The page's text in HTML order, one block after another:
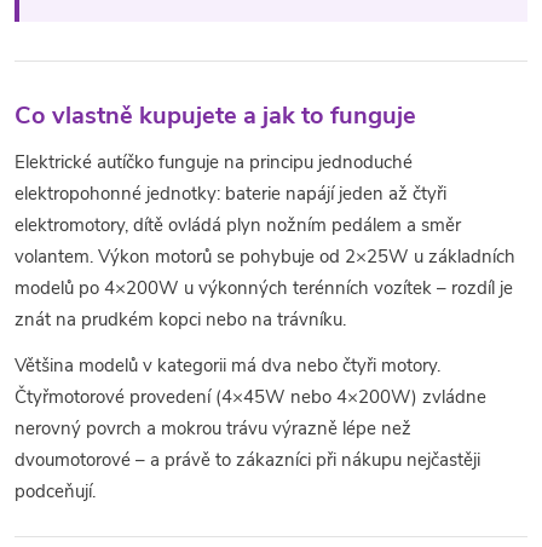
k
y
v
ý
p
i
s
u
Co vlastně kupujete a jak to funguje
Elektrické autíčko funguje na principu jednoduché
elektropohonné jednotky: baterie napájí jeden až čtyři
elektromotory, dítě ovládá plyn nožním pedálem a směr
volantem. Výkon motorů se pohybuje od 2×25W u základních
modelů po 4×200W u výkonných terénních vozítek – rozdíl je
znát na prudkém kopci nebo na trávníku.
Většina modelů v kategorii má dva nebo čtyři motory.
Čtyřmotorové provedení (4×45W nebo 4×200W) zvládne
nerovný povrch a mokrou trávu výrazně lépe než
dvoumotorové – a právě to zákazníci při nákupu nejčastěji
podceňují.